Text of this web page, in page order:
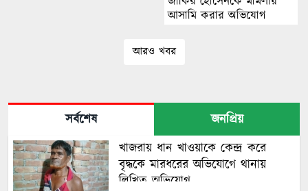
আসামি করার অভিযোগ
আরও খবর
সর্বশেষ
জনপ্রিয়
খাজরায় ধান খাওয়াকে কেন্দ্র করে
বৃদ্ধকে মারধরের অভিযোগে থানায়
লিখিত অভিযোগ